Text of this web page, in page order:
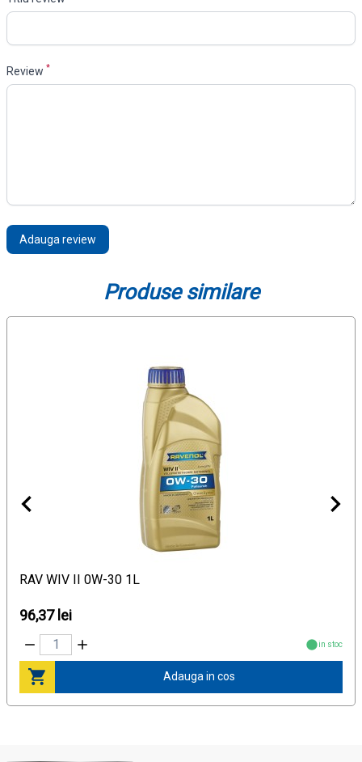
Review *
Adauga review
Produse similare
RAV WIV II 0W-30 1L
96,37 lei
in stoc
Adauga in cos